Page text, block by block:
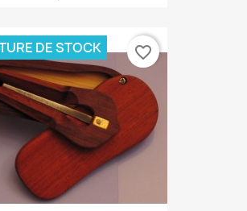
DE STOCK favorite_border